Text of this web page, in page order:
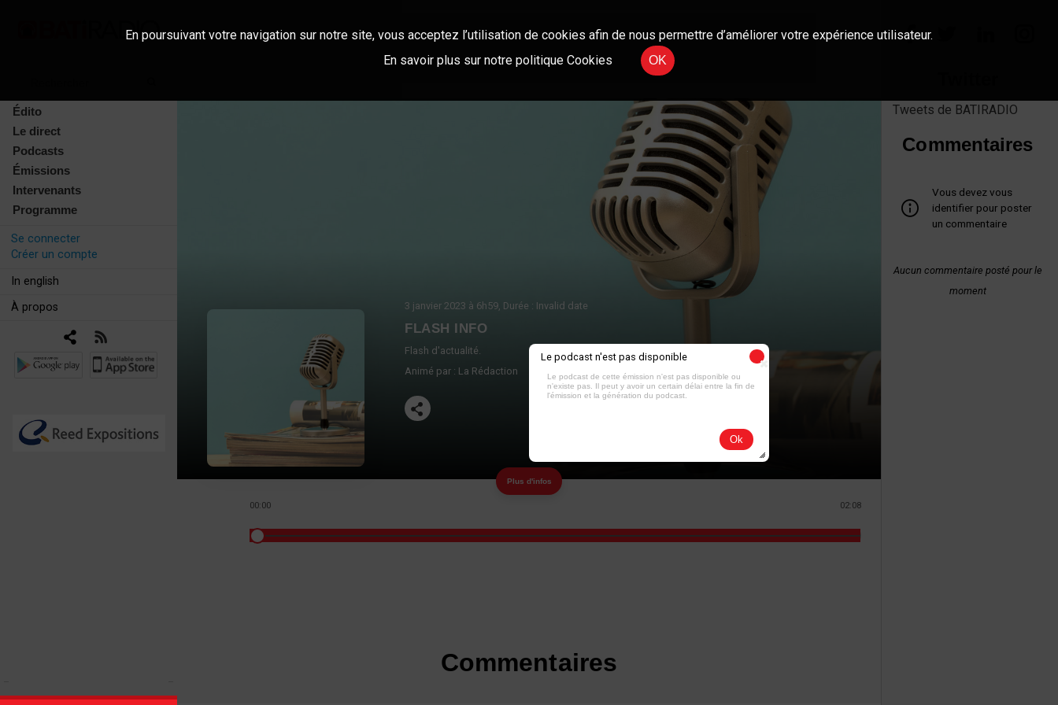
Édito
Le direct
Podcasts
Émissions
Intervenants
Programme
Se connecter
Créer un compte
In english
À propos
3 janvier 2023 à 6h59, Durée : Invalid date
FLASH INFO
Flash d'actualité.
Animé par : La Rédaction
Plus d'infos
00:00 02:08
Commentaires
Tweets de BATIRADIO
Commentaires
Vous devez vous
identifier pour poster
un commentaire
Aucun commentaire posté pour le
moment
En poursuivant votre navigation sur notre site, vous acceptez l’utilisation de cookies afin de nous permettre d’améliorer votre expérience utilisateur.
En savoir plus sur notre politique Cookies
OK
Le podcast n'est pas disponible
Le podcast de cette émission n'est pas disponible ou
n'existe pas. Il peut y avoir un certain délai entre la fin de
l'émission et la génération du podcast.
Ok